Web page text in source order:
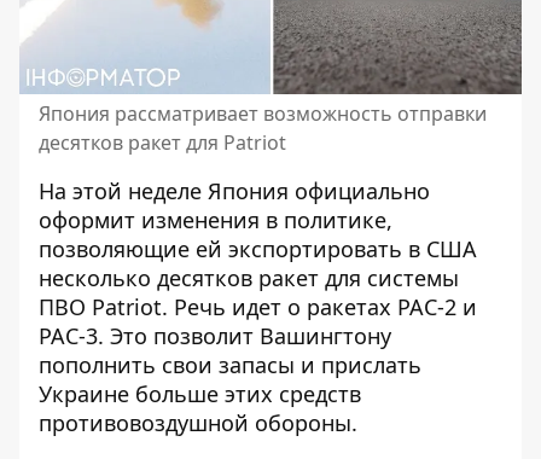
Япония рассматривает возможность отправки
десятков ракет для Patriot
На этой неделе Япония официально
оформит изменения в политике,
позволяющие ей экспортировать в США
несколько десятков ракет для системы
ПВО Patriot. Речь идет о ракетах PAC-2 и
PAC-3. Это позволит Вашингтону
пополнить свои запасы и прислать
Украине больше этих средств
противовоздушной обороны.